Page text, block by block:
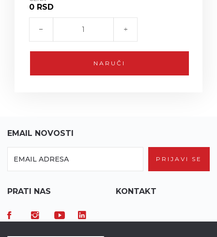
0 RSD
NARUČI
EMAIL NOVOSTI
PRIJAVI SE
PRATI NAS KONTAKT